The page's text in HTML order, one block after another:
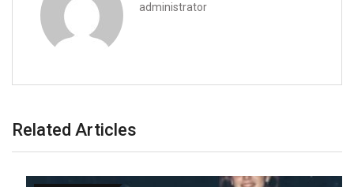
administrator
Related Articles